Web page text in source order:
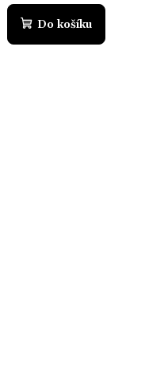
Do košíku